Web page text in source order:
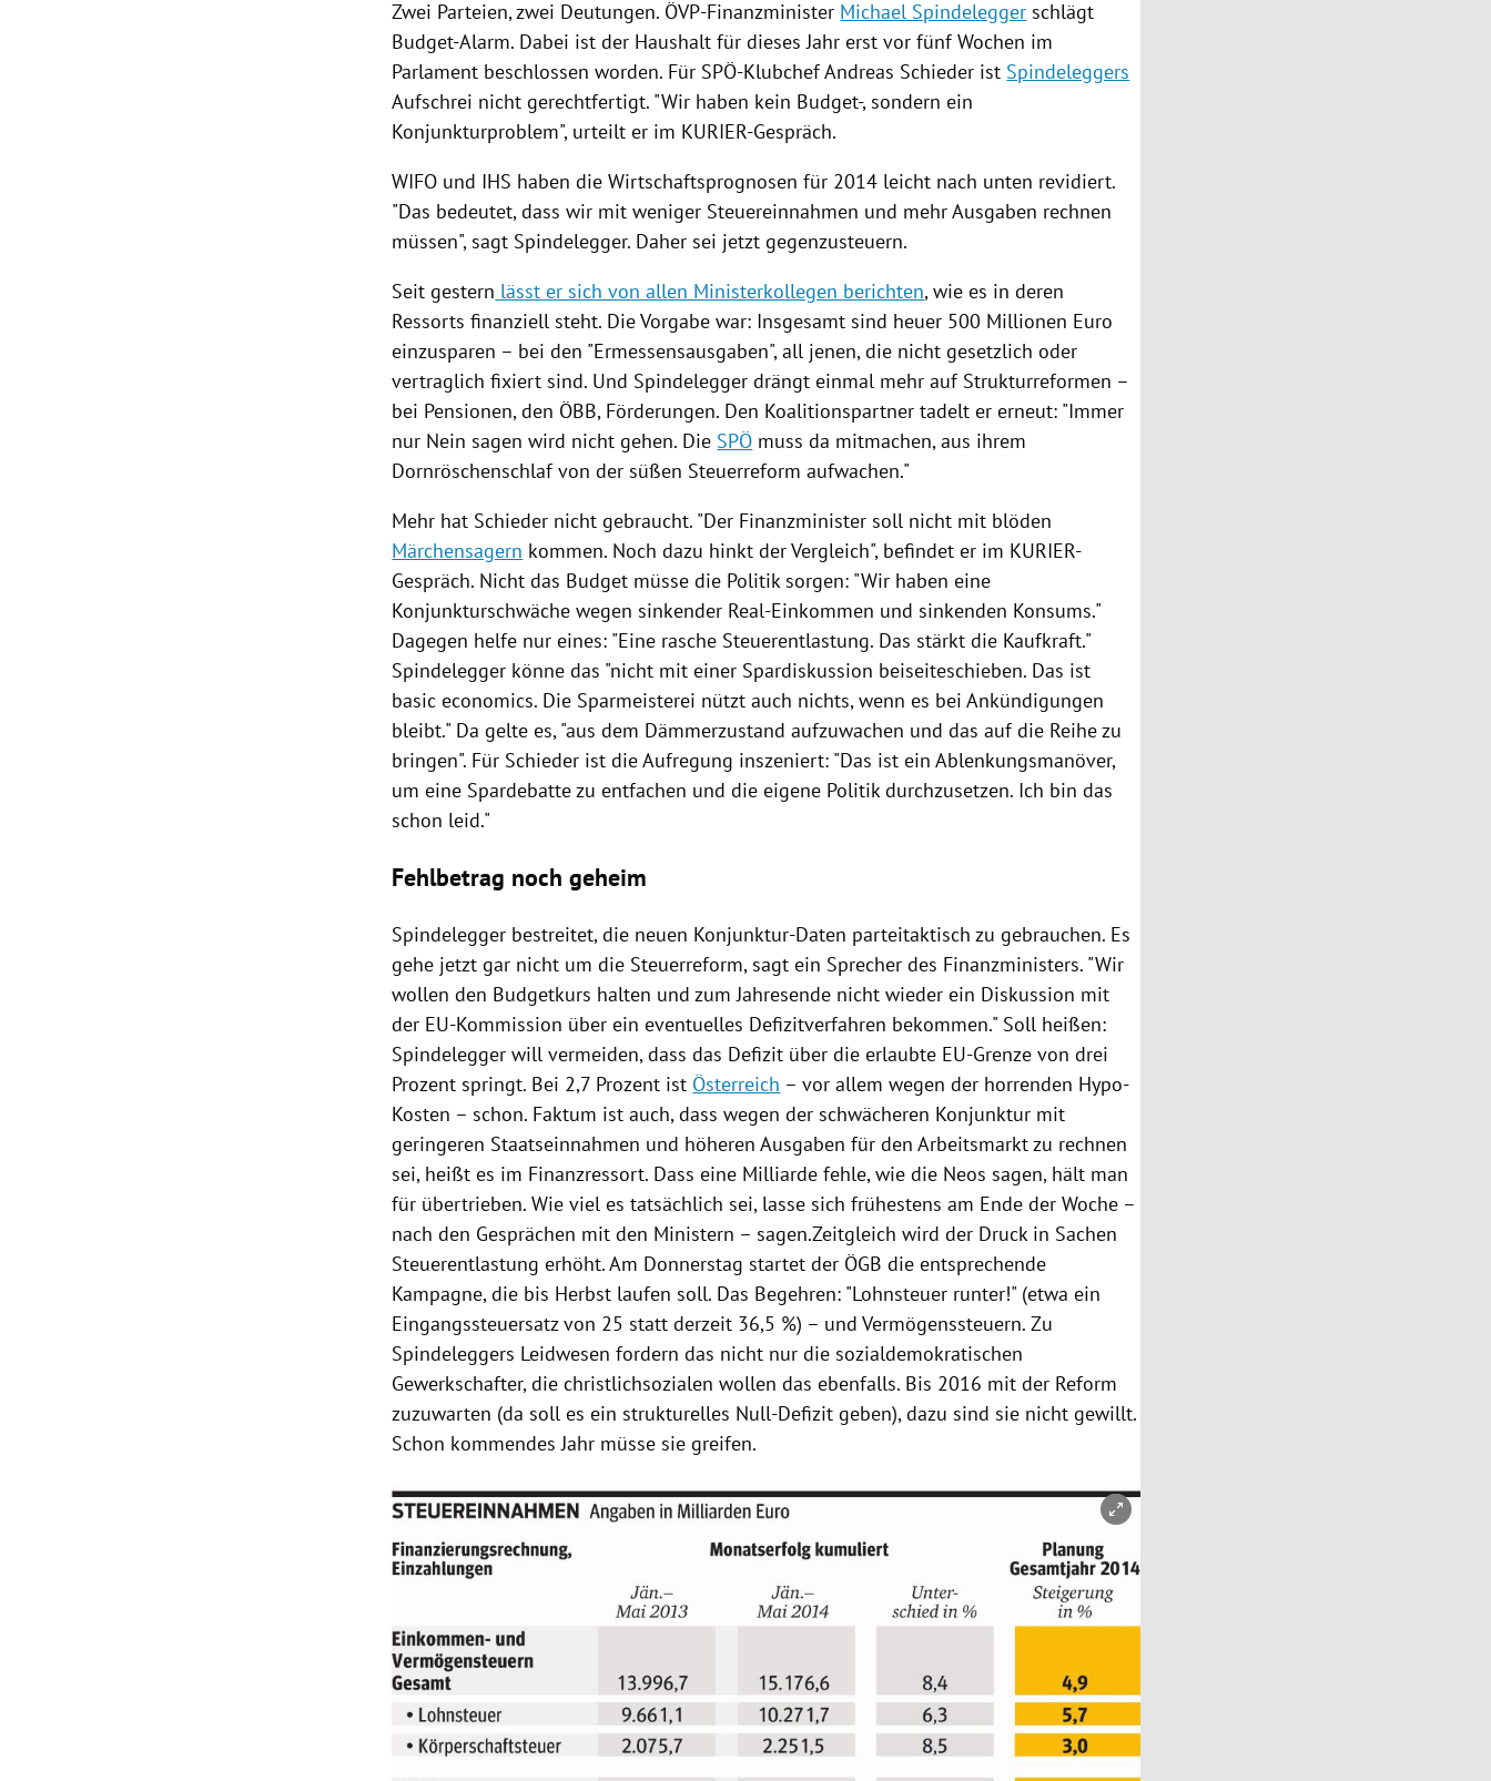
Zwei Parteien, zwei Deutungen. ÖVP-Finanzminister Michael Spindelegger schlägt
Budget-Alarm. Dabei ist der Haushalt für dieses Jahr erst vor fünf Wochen im
Parlament beschlossen worden. Für SPÖ-Klubchef Andreas Schieder ist Spindeleggers
Aufschrei nicht gerechtfertigt. "Wir haben kein Budget-, sondern ein
Konjunkturproblem", urteilt er im KURIER-Gespräch.
WIFO und IHS haben die Wirtschaftsprognosen für 2014 leicht nach unten revidiert.
"Das bedeutet, dass wir mit weniger Steuereinnahmen und mehr Ausgaben rechnen
müssen", sagt Spindelegger. Daher sei jetzt gegenzusteuern.
Seit gestern lässt er sich von allen Ministerkollegen berichten, wie es in deren
Ressorts finanziell steht. Die Vorgabe war: Insgesamt sind heuer 500 Millionen Euro
einzusparen – bei den "Ermessensausgaben", all jenen, die nicht gesetzlich oder
vertraglich fixiert sind. Und Spindelegger drängt einmal mehr auf Strukturreformen –
bei Pensionen, den ÖBB, Förderungen. Den Koalitionspartner tadelt er erneut: "Immer
nur Nein sagen wird nicht gehen. Die SPÖ muss da mitmachen, aus ihrem
Dornröschenschlaf von der süßen Steuerreform aufwachen."
Mehr hat Schieder nicht gebraucht. "Der Finanzminister soll nicht mit blöden
Märchensagern kommen. Noch dazu hinkt der Vergleich", befindet er im KURIER-
Gespräch. Nicht das Budget müsse die Politik sorgen: "Wir haben eine
Konjunkturschwäche wegen sinkender Real-Einkommen und sinkenden Konsums."
Dagegen helfe nur eines: "Eine rasche Steuerentlastung. Das stärkt die Kaufkraft."
Spindelegger könne das "nicht mit einer Spardiskussion beiseiteschieben. Das ist
basic economics. Die Sparmeisterei nützt auch nichts, wenn es bei Ankündigungen
bleibt." Da gelte es, "aus dem Dämmerzustand aufzuwachen und das auf die Reihe zu
bringen". Für Schieder ist die Aufregung inszeniert: "Das ist ein Ablenkungsmanöver,
um eine Spardebatte zu entfachen und die eigene Politik durchzusetzen. Ich bin das
schon leid."
Fehlbetrag noch geheim
Spindelegger bestreitet, die neuen Konjunktur-Daten parteitaktisch zu gebrauchen. Es
gehe jetzt gar nicht um die Steuerreform, sagt ein Sprecher des Finanzministers. "Wir
wollen den Budgetkurs halten und zum Jahresende nicht wieder ein Diskussion mit
der EU-Kommission über ein eventuelles Defizitverfahren bekommen." Soll heißen:
Spindelegger will vermeiden, dass das Defizit über die erlaubte EU-Grenze von drei
Prozent springt. Bei 2,7 Prozent ist Österreich – vor allem wegen der horrenden Hypo-
Kosten – schon. Faktum ist auch, dass wegen der schwächeren Konjunktur mit
geringeren Staatseinnahmen und höheren Ausgaben für den Arbeitsmarkt zu rechnen
sei, heißt es im Finanzressort. Dass eine Milliarde fehle, wie die Neos sagen, hält man
für übertrieben. Wie viel es tatsächlich sei, lasse sich frühestens am Ende der Woche –
nach den Gesprächen mit den Ministern – sagen.Zeitgleich wird der Druck in Sachen
Steuerentlastung erhöht. Am Donnerstag startet der ÖGB die entsprechende
Kampagne, die bis Herbst laufen soll. Das Begehren: "Lohnsteuer runter!" (etwa ein
Eingangssteuersatz von 25 statt derzeit 36,5 %) – und Vermögenssteuern. Zu
Spindeleggers Leidwesen fordern das nicht nur die sozialdemokratischen
Gewerkschafter, die christlichsozialen wollen das ebenfalls. Bis 2016 mit der Reform
zuzuwarten (da soll es ein strukturelles Null-Defizit geben), dazu sind sie nicht gewillt.
Schon kommendes Jahr müsse sie greifen.